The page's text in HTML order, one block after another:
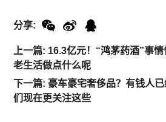
上一篇: 16.3亿元！“鸿茅药酒”事
老生活做点什么呢
下一篇: 豪车豪宅奢侈品？有钱人
们现在更关注这些
分享: